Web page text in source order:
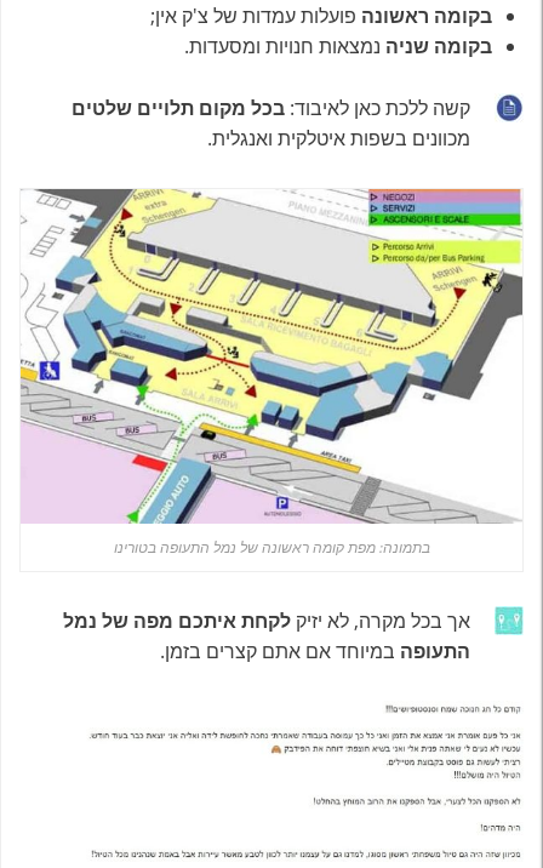
בקומה ראשונה פועלות עמדות של צ'ק אין;
בקומה שניה נמצאות חנויות ומסעדות.
קשה ללכת כאן לאיבוד: בכל מקום תלויים שלטים
מכוונים בשפות איטלקית ואנגלית.
בתמונה: מפת קומה ראשונה של נמל התעופה בטורינו
אך בכל מקרה, לא יזיק לקחת איתכם מפה של נמל
התעופה במיוחד אם אתם קצרים בזמן.